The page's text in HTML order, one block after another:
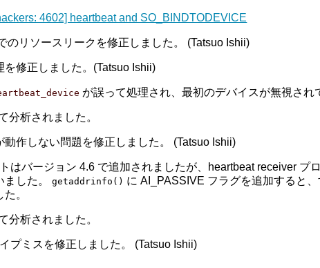
4602] heartbeat and SO_BINDTODEVICE
のリソースリークを修正しました。 (Tatsuo Ishii)
修正しました。(Tatsuo Ishii)
が誤って処理され、最初のデバイスが無視され
分析されました。
動作しない問題を修正しました。 (Tatsuo Ishii)
はバージョン 4.6 で追加されましたが、heartbeat receiver
ました。getaddrinfo() に AI_PASSIVE フラグを追加すると
。
分析されました。
プミスを修正しました。 (Tatsuo Ishii)